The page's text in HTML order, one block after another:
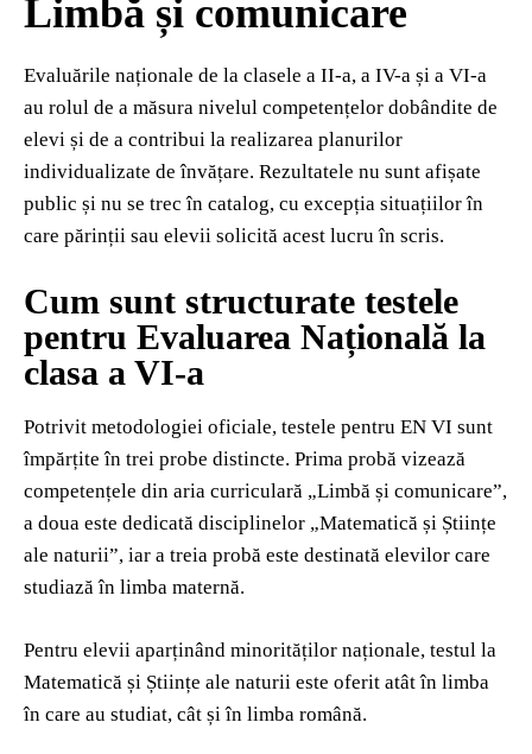
Limbă și comunicare
Evaluările naționale de la clasele a II-a, a IV-a și a VI-a
au rolul de a măsura nivelul competențelor dobândite de
elevi și de a contribui la realizarea planurilor
individualizate de învățare. Rezultatele nu sunt afișate
public și nu se trec în catalog, cu excepția situațiilor în
care părinții sau elevii solicită acest lucru în scris.
Cum sunt structurate testele
pentru Evaluarea Națională la
clasa a VI-a
Potrivit metodologiei oficiale, testele pentru EN VI sunt
împărțite în trei probe distincte. Prima probă vizează
competențele din aria curriculară „Limbă și comunicare”,
a doua este dedicată disciplinelor „Matematică și Științe
ale naturii”, iar a treia probă este destinată elevilor care
studiază în limba maternă.
Pentru elevii aparținând minorităților naționale, testul la
Matematică și Științe ale naturii este oferit atât în limba
în care au studiat, cât și în limba română.